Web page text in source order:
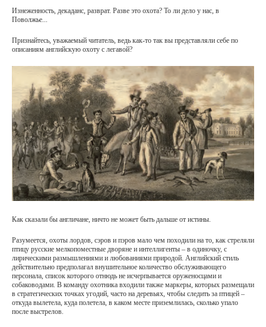
Изнеженность, декаданс, разврат. Разве это охота? То ли дело у нас, в
Поволжье...
Признайтесь, уважаемый читатель, ведь как-то так вы представляли себе по
описаниям английскую охоту с легавой?
Как сказали бы англичане, ничто не может быть дальше от истины.
Разумеется, охоты лордов, сэров и пэров мало чем походили на то, как стреляли
птицу русские мелкопоместные дворяне и интеллигенты – в одиночку, с
лирическими размышлениями и любованиями природой. Английский стиль
действительно предполагал внушительное количество обслуживающего
персонала, список которого отнюдь не исчерпывается оруженосцами и
собаководами. В команду охотника входили также маркеры, которых размещали
в стратегических точках угодий, часто на деревьях, чтобы следить за птицей –
откуда вылетела, куда полетела, в каком месте приземлилась, сколько упало
после выстрелов.